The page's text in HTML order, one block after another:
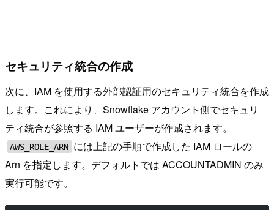
セキュリティ統合の作成
次に、IAM を使用する外部認証用のセキュリティ統合を作成
します。これにより、Snowflake アカウント側でセキュリ
ティ統合が参照する IAM ユーザーが作成されます。
AWS_ROLE_ARN には上記の手順で作成した IAM ロールの
Arn を指定します。デフォルトでは ACCOUNTADMIN のみ
実行可能です。